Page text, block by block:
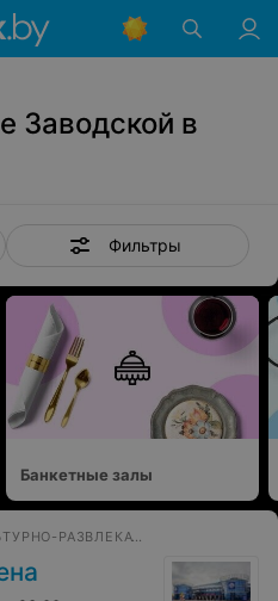
Заводской в
Фильтры
Банкетные залы
МНОГОФУНКЦИОНАЛЬНЫЙ КУЛЬТУРНО-РАЗВЛЕКАТЕЛЬНЫЙ СПОРТИВНЫЙ КОМПЛЕКС